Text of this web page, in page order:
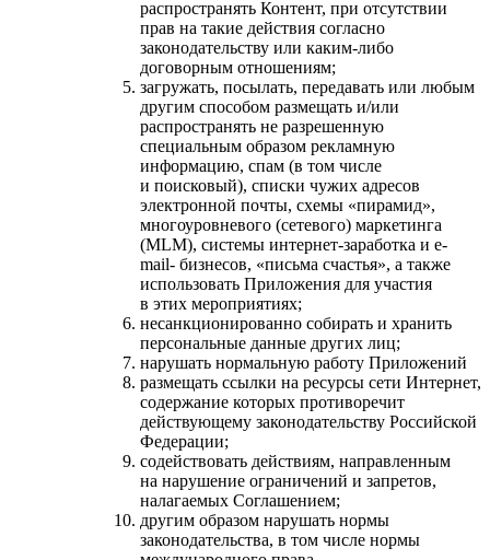
распространять Контент, при отсутствии
прав на такие действия согласно
законодательству или каким-либо
договорным отношениям;
загружать, посылать, передавать или любым
другим способом размещать и/или
распространять не разрешенную
специальным образом рекламную
информацию, спам (в том числе
и поисковый), списки чужих адресов
электронной почты, схемы «пирамид»,
многоуровневого (сетевого) маркетинга
(MLM), системы интернет-заработка и e-
mail- бизнесов, «письма счастья», а также
использовать Приложения для участия
в этих мероприятиях;
несанкционированно собирать и хранить
персональные данные других лиц;
нарушать нормальную работу Приложений
размещать ссылки на ресурсы сети Интернет,
содержание которых противоречит
действующему законодательству Российской
Федерации;
содействовать действиям, направленным
на нарушение ограничений и запретов,
налагаемых Соглашением;
другим образом нарушать нормы
законодательства, в том числе нормы